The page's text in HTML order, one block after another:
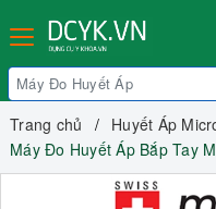
Trang chủ
Huyết Áp
Máy Đo Huyết Áp Bắp Tay